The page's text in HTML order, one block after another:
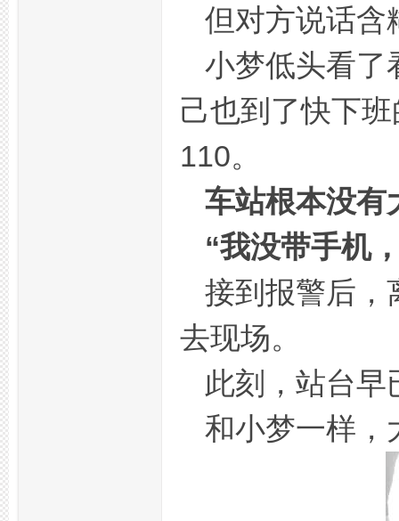
但对方说话含
小梦低头看了
己也到了快下
110。
车站根本没有
“我没带手机
接到报警后，
去现场。
此刻，站台早
和小梦一样，